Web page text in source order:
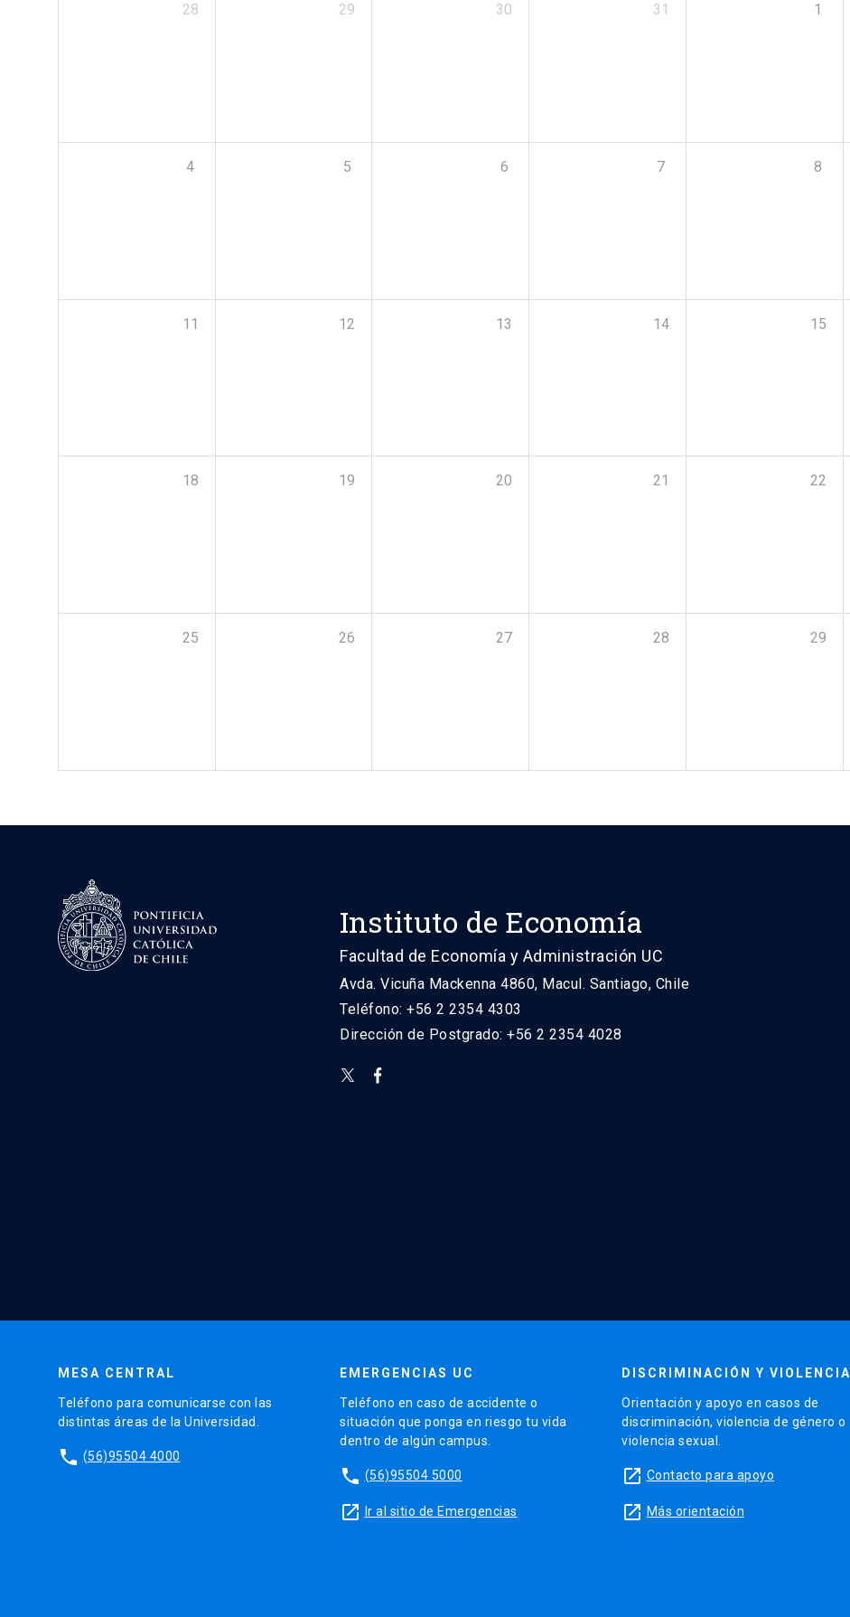
28 29 30 31 1
4 5 6 7 8
11 12 13 14 15
18 19 20 21 22
25 26 27 28 29
Instituto de Economía
Facultad de Economía y Administración UC
Avda. Vicuña Mackenna 4860, Macul. Santiago, Chile
Teléfono: +56 2 2354 4303
Dirección de Postgrado: +56 2 2354 4028
MESA CENTRAL
Teléfono para comunicarse con las
distintas áreas de la Universidad.
phone (56)95504 4000
EMERGENCIAS UC
Teléfono en caso de accidente o
situación que ponga en riesgo tu vida
dentro de algún campus.
phone (56)95504 5000
launch Ir al sitio de Emergencias
DISCRIMINACIÓN Y VIOLENCIA
Orientación y apoyo en casos de
discriminación, violencia de género o
violencia sexual.
launch Contacto para apoyo
launch Más orientación